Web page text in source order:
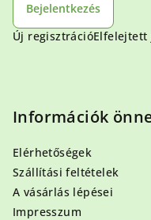
Bejelentkezés
Új regisztrációElfelejtett
Információk
Elérhetőségek
Szállítási feltételek
A vásárlás lépései
Impresszum